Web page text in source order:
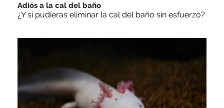
Adiós a la cal del baño
¿Y si pudieras eliminar la cal del baño sin esfuerzo?